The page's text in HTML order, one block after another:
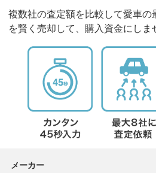
複数社の査定額を比較して愛車の
を賢く売却して、購入資金にしま
メーカー